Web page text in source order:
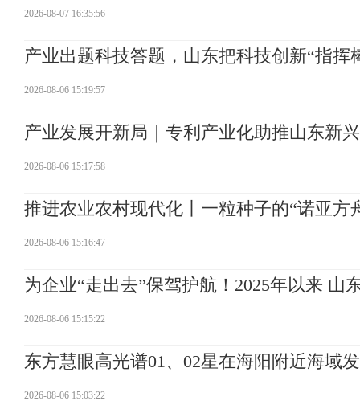
2026-08-07 16:35:56
产业出题科技答题，山东把科技创新“指挥
2026-08-06 15:19:57
产业发展开新局｜专利产业化助推山东新
2026-08-06 15:17:58
推进农业农村现代化丨一粒种子的“诺亚方
2026-08-06 15:16:47
为企业“走出去”保驾护航！2025年以来 山
2026-08-06 15:15:22
东方慧眼高光谱01、02星在海阳附近海域
2026-08-06 15:03:22